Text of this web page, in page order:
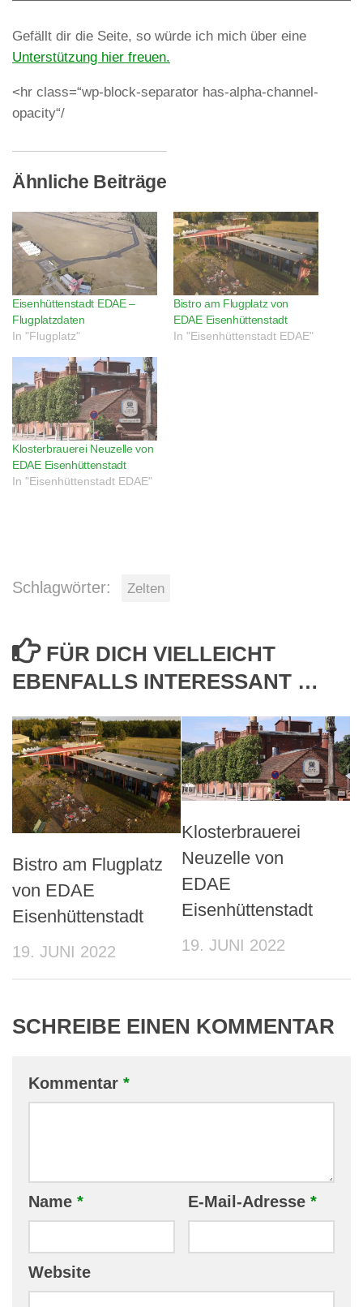
Gefällt dir die Seite, so würde ich mich über eine
Unterstützung hier freuen.
<hr class=“wp-block-separator has-alpha-channel-
opacity“/
Ähnliche Beiträge
Eisenhüttenstadt EDAE –
Flugplatzdaten
In "Flugplatz"
Bistro am Flugplatz von
EDAE Eisenhüttenstadt
In "Eisenhüttenstadt EDAE"
Klosterbrauerei Neuzelle von
EDAE Eisenhüttenstadt
In "Eisenhüttenstadt EDAE"
Schlagwörter: Zelten
FÜR DICH VIELLEICHT
EBENFALLS INTERESSANT …
Bistro am Flugplatz
von EDAE
Eisenhüttenstadt
19. JUNI 2022
Klosterbrauerei
Neuzelle von
EDAE
Eisenhüttenstadt
19. JUNI 2022
SCHREIBE EINEN KOMMENTAR
Kommentar *
Name * E-Mail-Adresse *
Website